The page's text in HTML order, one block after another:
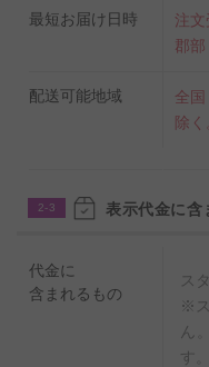
最短お届け日時
注文
郡部
配送可能地域
全
除く
2-3 表示代金に含
代金に
含まれるもの
ス
※
ん
す。